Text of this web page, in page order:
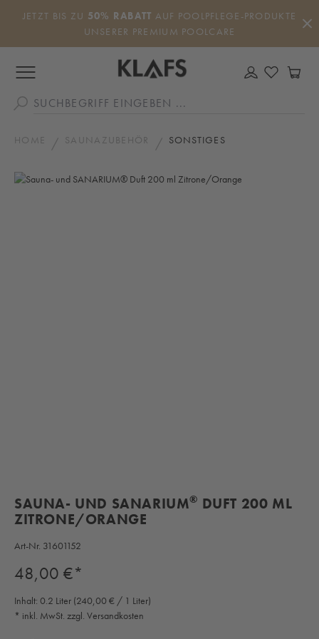
Zum Hauptinhalt springen
JETZT BIS ZU 50% RABATT AUF POOLPFLEGE-PRODUKTE
UNSERER PREMIUM POOLCARE
DU
HOME SAUNAZUBEHÖR SONSTIGES
Bildergalerie überspringen
SAUNA- UND SANARIUM® DUFT 200 ML
ZITRONE/ORANGE
Art-Nr. 31601152
Regulärer Preis:
48,00 €*
Inhalt: 0.2 Liter (240,00 € / 1 Liter)
* inkl. MwSt. zzgl. Versandkosten